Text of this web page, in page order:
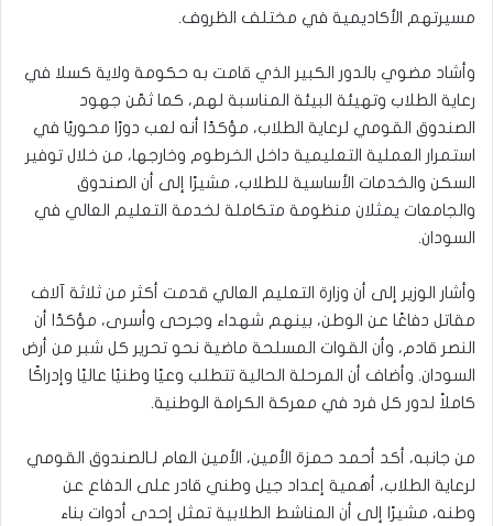
مسيرتهم الأكاديمية في مختلف الظروف.
وأشاد مضوي بالدور الكبير الذي قامت به حكومة ولاية كسلا في
رعاية الطلاب وتهيئة البيئة المناسبة لهم، كما ثمّن جهود
الصندوق القومي لرعاية الطلاب، مؤكدًا أنه لعب دورًا محوريًا في
استمرار العملية التعليمية داخل الخرطوم وخارجها، من خلال توفير
السكن والخدمات الأساسية للطلاب، مشيرًا إلى أن الصندوق
والجامعات يمثلان منظومة متكاملة لخدمة التعليم العالي في
السودان.
وأشار الوزير إلى أن وزارة التعليم العالي قدمت أكثر من ثلاثة آلاف
مقاتل دفاعًا عن الوطن، بينهم شهداء وجرحى وأسرى، مؤكدًا أن
النصر قادم، وأن القوات المسلحة ماضية نحو تحرير كل شبر من أرض
السودان. وأضاف أن المرحلة الحالية تتطلب وعيًا وطنيًا عاليًا وإدراكًا
كاملاً لدور كل فرد في معركة الكرامة الوطنية.
من جانبه، أكد أحمد حمزة الأمين، الأمين العام لـالصندوق القومي
لرعاية الطلاب، أهمية إعداد جيل وطني قادر على الدفاع عن
وطنه، مشيرًا إلى أن المناشط الطلابية تمثل إحدى أدوات بناء